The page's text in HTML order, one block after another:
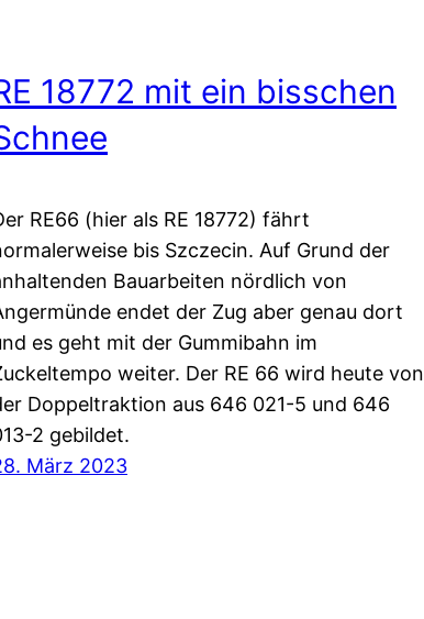
18772 mit ein bisschen
RE66 (hier als RE 18772) fährt
bis Szczecin. Auf Grund der
Bauarbeiten nördlich von
endet der Zug aber genau dort
es geht mit der Gummibahn im
weiter. Der RE 66 wird heute von
Doppeltraktion aus 646 021-5 und 646
2 gebildet.
März 2023